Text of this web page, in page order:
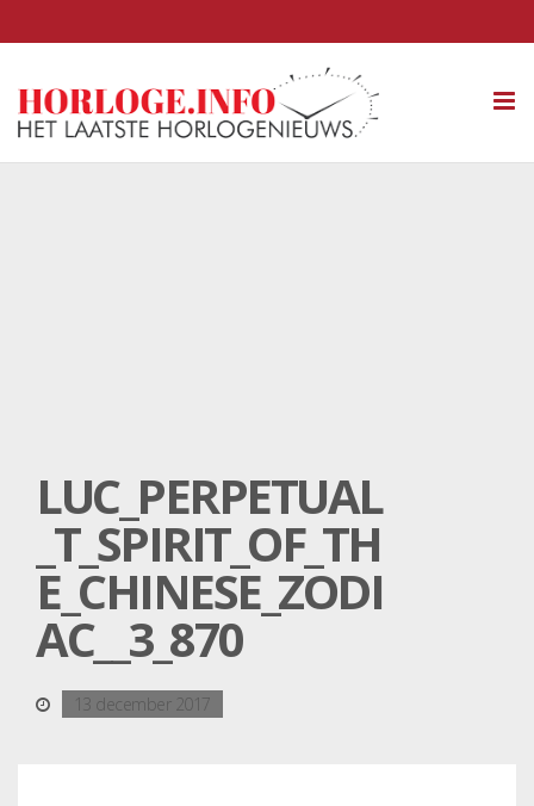
LUC_PERPETUAL
_T_SPIRIT_OF_TH
E_CHINESE_ZODI
AC__3_870
13 december 2017